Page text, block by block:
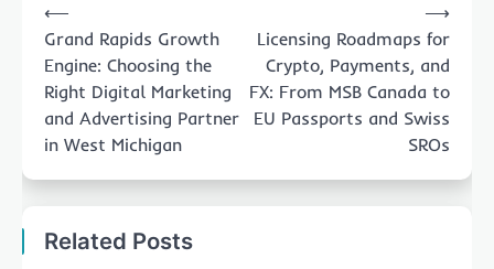
navigation
⟵
Grand Rapids Growth
Engine: Choosing the
Right Digital Marketing
and Advertising Partner
in West Michigan
Licensing Roadmaps for
Crypto, Payments, and
FX: From MSB Canada to
EU Passports and Swiss
SROs
⟶
Related Posts